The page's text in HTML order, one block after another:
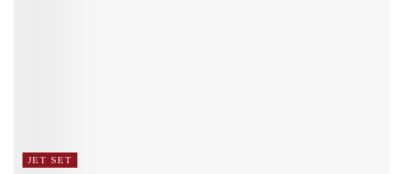
JET SET